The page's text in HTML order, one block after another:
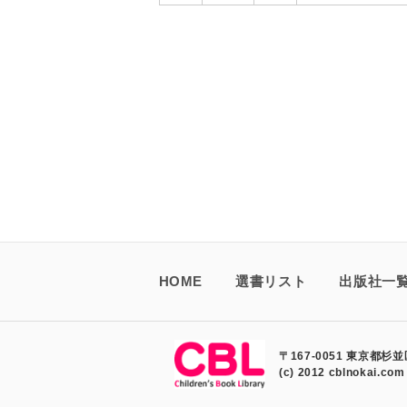
HOME 選書リスト 出版社一
〒167-0051 東京都杉
(c) 2012